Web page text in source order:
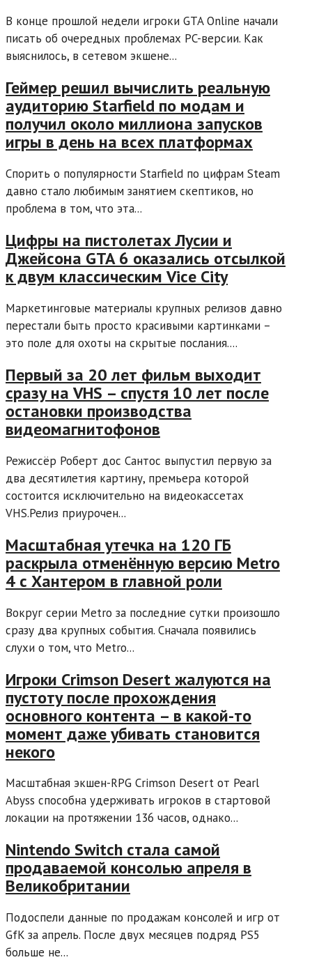
В конце прошлой недели игроки GTA Online начали
писать об очередных проблемах PC-версии. Как
выяснилось, в сетевом экшене...
Геймер решил вычислить реальную
аудиторию Starfield по модам и
получил около миллиона запусков
игры в день на всех платформах
Спорить о популярности Starfield по цифрам Steam
давно стало любимым занятием скептиков, но
проблема в том, что эта...
Цифры на пистолетах Лусии и
Джейсона GTA 6 оказались отсылкой
к двум классическим Vice City
Маркетинговые материалы крупных релизов давно
перестали быть просто красивыми картинками –
это поле для охоты на скрытые послания....
Первый за 20 лет фильм выходит
сразу на VHS – спустя 10 лет после
остановки производства
видеомагнитофонов
Режиссёр Роберт дос Сантос выпустил первую за
два десятилетия картину, премьера которой
состоится исключительно на видеокассетах
VHS.Релиз приурочен...
Масштабная утечка на 120 ГБ
раскрыла отменённую версию Metro
4 с Хантером в главной роли
Вокруг серии Metro за последние сутки произошло
сразу два крупных события. Сначала появились
слухи о том, что Metro...
Игроки Crimson Desert жалуются на
пустоту после прохождения
основного контента – в какой-то
момент даже убивать становится
некого
Масштабная экшен-RPG Crimson Desert от Pearl
Abyss способна удерживать игроков в стартовой
локации на протяжении 136 часов, однако...
Nintendo Switch стала самой
продаваемой консолью апреля в
Великобритании
Подоспели данные по продажам консолей и игр от
GfK за апрель. После двух месяцев подряд PS5
больше не...